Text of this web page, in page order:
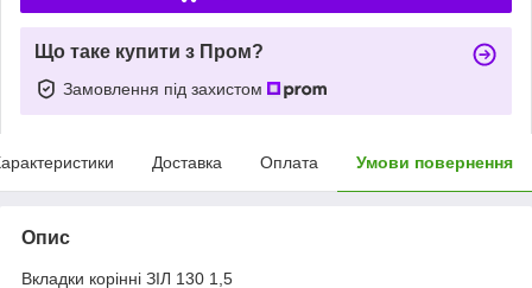
Що таке купити з Пром?
Замовлення під захистом
Доставка Оплата Умови повернення
Опис
Вкладки корінні ЗІЛ 130 1,5